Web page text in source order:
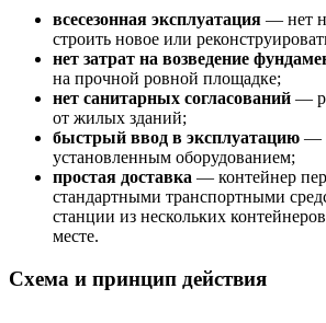
всесезонная эксплуатация — нет
строить новое или
нет затрат на возведение
на прочной ровной площадке;
нет санитарных согласований —
от жилых зданий;
быстрый ввод в эксплуатацию —
установленным оборудованием;
простая доставка — контейнер
стандартными транспортными
станции из нескольких
месте.
Схема и принцип действия